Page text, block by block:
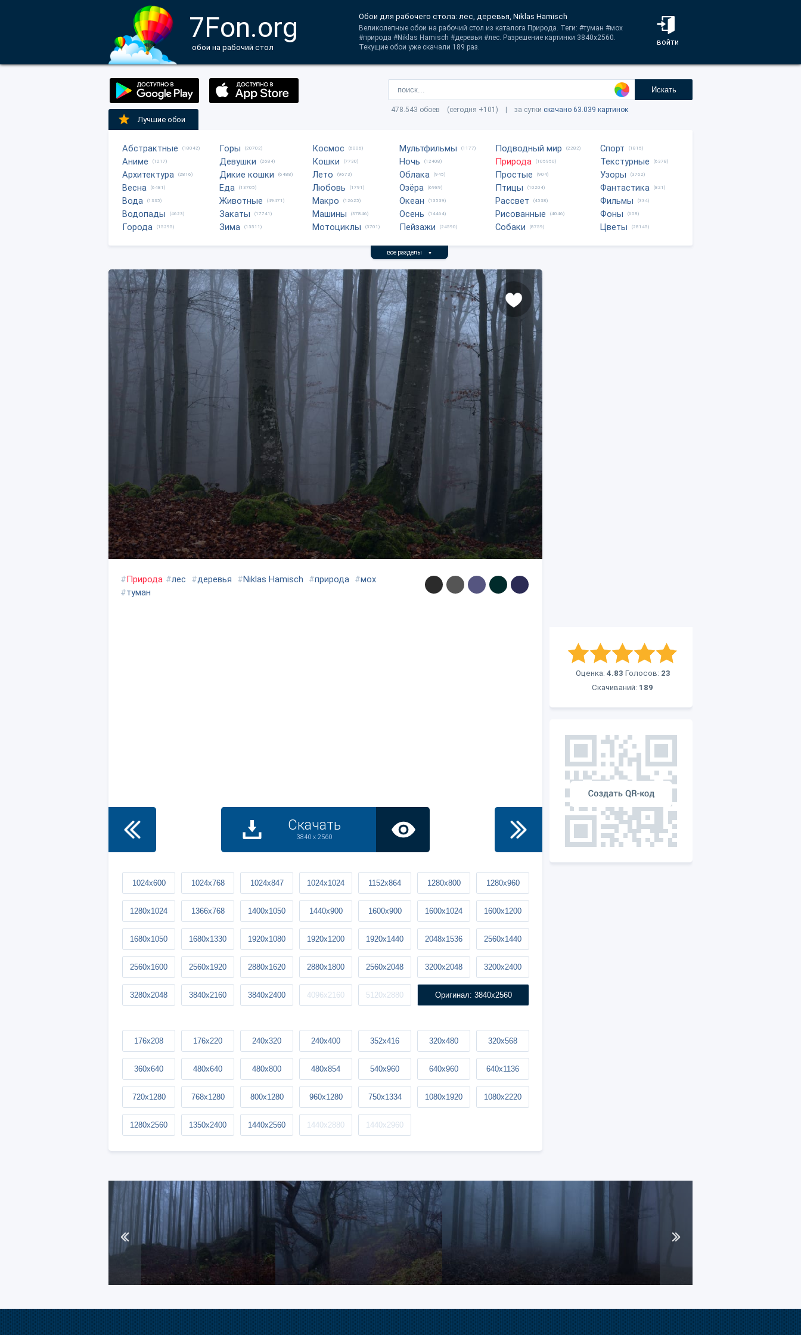
7Fon.org
обои на рабочий стол
войти
Обои для рабочего стола: лес, деревья, Niklas Hamisch
Великолепные обои на рабочий стол из каталога Природа. Теги: #туман #мох
#природа #Niklas Hamisch #деревья #лес. Разрешение картинки 3840x2560.
Текущие обои уже скачали 189 раз.
Искать
478.543 обоев (сегодня +101) | за сутки скачано 63.039 картинок
Лучшие обои
Абстрактные (18042)
Аниме (1217)
Архитектура (2816)
Весна (6481)
Вода (1335)
Водопады (4623)
Города (15295)
Горы (20702)
Девушки (2684)
Дикие кошки (6488)
Еда (13705)
Животные (49471)
Закаты (17741)
Зима (13511)
Космос (6006)
Кошки (7730)
Лето (9673)
Любовь (1791)
Макро (12625)
Машины (37846)
Мотоциклы (3701)
Мультфильмы (1177)
Ночь (12408)
Облака (945)
Озёра (6989)
Океан (13539)
Осень (14464)
Пейзажи (24590)
Подводный мир (2282)
Природа (105950)
Простые (904)
Птицы (10204)
Рассвет (4538)
Рисованные (4046)
Собаки (8759)
Спорт (1815)
Текстурные (6378)
Узоры (3762)
Фантастика (821)
Фильмы (334)
Фоны (608)
Цветы (28145)
все разделы ▼
Оценка: 4.83 Голосов: 23
Скачиваний: 189
#Природа #лес #деревья #Niklas Hamisch #природа #мох
#туман
Скачать
3840 x 2560
1024x600 1024x768 1024x847 1024x1024 1152x864 1280x800 1280x960
1280x1024 1366x768 1400x1050 1440x900 1600x900 1600x1024 1600x1200
1680x1050 1680x1330 1920x1080 1920x1200 1920x1440 2048x1536 2560x1440
2560x1600 2560x1920 2880x1620 2880x1800 2560x2048 3200x2048 3200x2400
3280x2048 3840x2160 3840x2400 4096x2160 5120x2880 Оригинал: 3840x2560
176x208 176x220 240x320 240x400 352x416 320x480 320x568
360x640 480x640 480x800 480x854 540x960 640x960 640x1136
720x1280 768x1280 800x1280 960x1280 750x1334 1080x1920 1080x2220
1280x2560 1350x2400 1440x2560 1440x2880 1440x2960